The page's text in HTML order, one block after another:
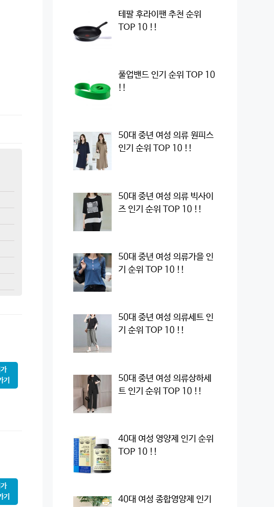
기
기
테팔 후라이팬 추천 순위
TOP 10 !!
풀업밴드 인기 순위 TOP 10
!!
50대 중년 여성 의류 원피스
인기 순위 TOP 10 !!
50대 중년 여성 의류 빅사이
즈 인기 순위 TOP 10 !!
50대 중년 여성 의류가을 인
기 순위 TOP 10 !!
50대 중년 여성 의류세트 인
기 순위 TOP 10 !!
50대 중년 여성 의류상하세
트 인기 순위 TOP 10 !!
40대 여성 영양제 인기 순위
TOP 10 !!
40대 여성 종합영양제 인기